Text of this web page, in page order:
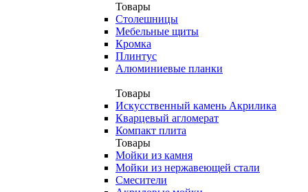
Товары
Столешницы
Мебельные щиты
Кромка
Плинтус
Алюминиевые планки
Товары
Искусственный камень Акрилика
Кварцевый агломерат
Компакт плита
Товары
Мойки из камня
Мойки из нержавеющей стали
Смесители